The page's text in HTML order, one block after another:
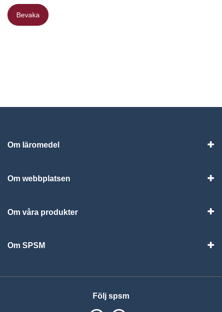
Bevaka
Bevaka
Om läromedel
Om webbplatsen
Om våra produkter
Om SPSM
Följ spsm